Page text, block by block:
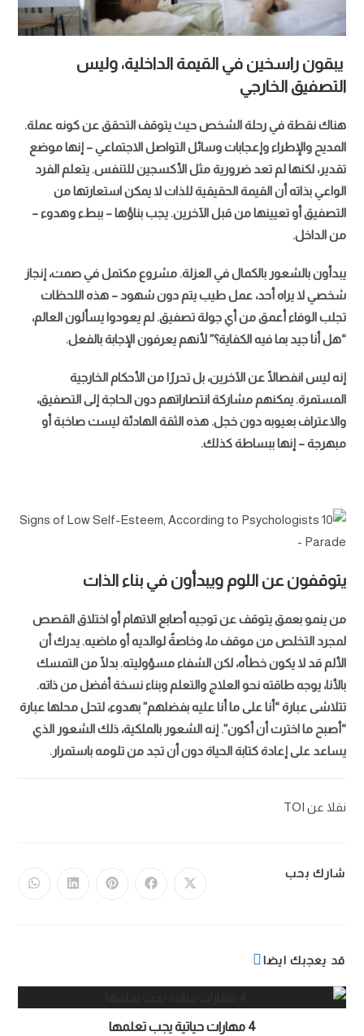
يبقون راسخين في القيمة الداخلية، وليس
التصفيق الخارجي
هناك نقطة في رحلة الشخص حيث يتوقف التحقق عن كونه عملة.
المديح والإطراء وإعجابات وسائل التواصل الاجتماعي – إنها موضع
تقدير، لكنها لم تعد ضرورية مثل الأكسجين للتنفس. يتعلم الفرد
الواعي بذاته أن القيمة الحقيقية للذات لا يمكن استعارتها من
التصفيق أو تعيينها من قبل الآخرين. يجب بناؤها – ببطء وهدوء –
من الداخل.
يبدأون بالشعور بالكمال في العزلة. مشروع مكتمل في صمت، إنجاز
شخصي لا يراه أحد، عمل طيب يتم دون شهود – هذه اللحظات
تجلب الوفاء أعمق من أي جولة تصفيق. لم يعودوا يسألون العالم،
“هل أنا جيد بما فيه الكفاية؟” لأنهم يعرفون الإجابة بالفعل.
إنه ليس انفصالًا عن الآخرين، بل تحررًا من الأحكام الخارجية
المستمرة. يمكنهم مشاركة انتصاراتهم دون الحاجة إلى التصفيق،
والاعتراف بعيوبه دون خجل. هذه الثقة الهادئة ليست صاخبة أو
مبهرجة – إنها ببساطة كذلك.
يتوقفون عن اللوم ويبدأون في بناء الذات
من ينمو بعمق يتوقف عن توجيه أصابع الاتهام أو اختلاق القصص
لمجرد التخلص من موقف ما، وخاصةً لوالديه أو ماضيه. يدرك أن
الألم قد لا يكون خطأه، لكن الشفاء مسؤوليته. بدلًا من التمسك
بالأنا، يوجه طاقته نحو العلاج والتعلم وبناء نسخة أفضل من ذاته.
تتلاشى عبارة “أنا على ما أنا عليه بفضلهم” بهدوء، لتحل محلها عبارة
“أصبح ما اخترت أن أكون”. إنه الشعور بالملكية، ذلك الشعور الذي
يساعد على إعادة كتابة الحياة دون أن تجد من تلومه باستمرار.
نقلا عن TOI
شارك بحب
قد يعجبك ايضا
4 مهارات حياتية يجب تعلمها